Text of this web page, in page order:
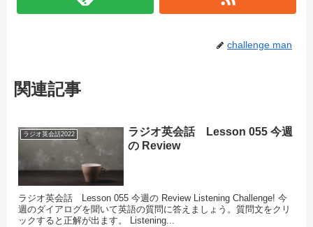
challenge man
関連記事
ラジオ英会話2022
ラジオ英会話 Lesson 055 今週
の Review
ラジオ英会話 Lesson 055 今週の Review Listening Challenge! 今
週のダイアログを聞いて英語の質問に答えましょう。質問文をクリ
ックすると正解が出ます。 Listening...